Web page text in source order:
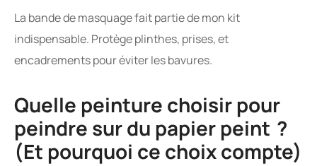
La bande de masquage fait partie de mon kit
indispensable. Protège plinthes, prises, et
encadrements pour éviter les bavures.
Quelle peinture choisir pour
peindre sur du papier peint ?
(Et pourquoi ce choix compte)